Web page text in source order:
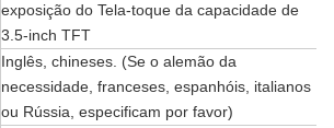
exposição do Tela-toque da capacidade de
3.5-inch TFT
Inglês, chineses. (Se o alemão da
necessidade, franceses, espanhóis, italianos
ou Rússia, especificam por favor)